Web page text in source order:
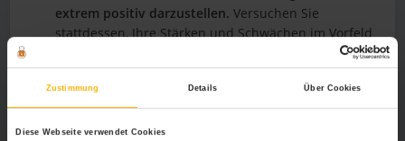
Zustimmung Details Über Cookies
Diese Webseite verwendet Cookies
extrem positiv darzustellen. Versuchen Sie
stattdessen, Ihre Stärken und Schwächen im Vorfeld
zu erkennen und ausgewählte Beispiele zu nennen,
um sich nicht unter Wert zu verkaufen oder zu hohe
Erwartungen zu schüren.
Signalisieren Sie, dass Sie bereit sind, an sich zu
arbeiten.Schwächen erscheinen beinahe schon